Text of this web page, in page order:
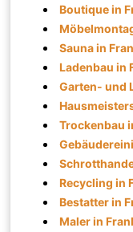
Boutique in
Sauna in
Ladenbau in
Garten- und
Trockenbau
Recycling in
Bestatter in
Maler in